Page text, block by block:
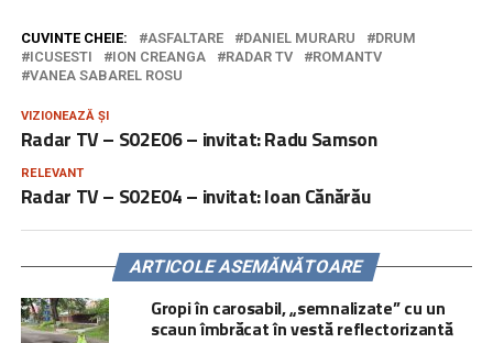
CUVINTE CHEIE: ASFALTARE DANIEL MURARU
DRUM
ICUSESTI
ION CREANGA RADAR TV
ROMANTV
VANEA SABAREL ROSU
VIZIONEAZĂ ȘI
Radar TV – S02E06 – invitat: Radu Samson
RELEVANT
Radar TV – S02E04 – invitat: Ioan Cănărău
ARTICOLE ASEMĂNĂTOARE
Gropi în carosabil, „semnalizate” cu un
scaun îmbrăcat în vestă reflectorizantă